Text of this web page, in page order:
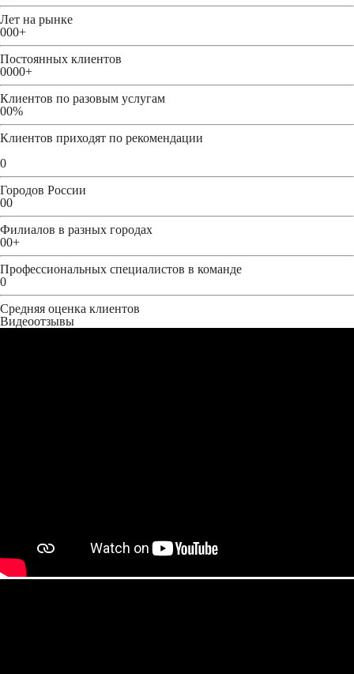
Лет на рынке
000+
Постоянных клиентов
0000+
Клиентов по разовым услугам
00%
Клиентов приходят по рекомендации
0
Городов России
00
Филиалов в разных городах
00+
Профессиональных специалистов в команде
0
Средняя оценка клиентов
Видеоотзывы